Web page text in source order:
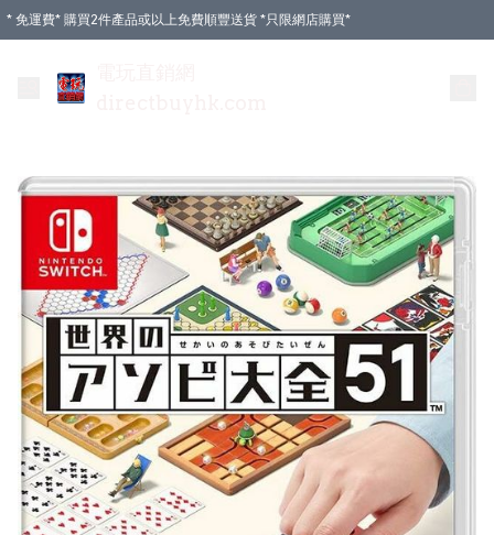
* 免運費* 購買2件產品或以上免費順豐送貨 *只限網店購買*